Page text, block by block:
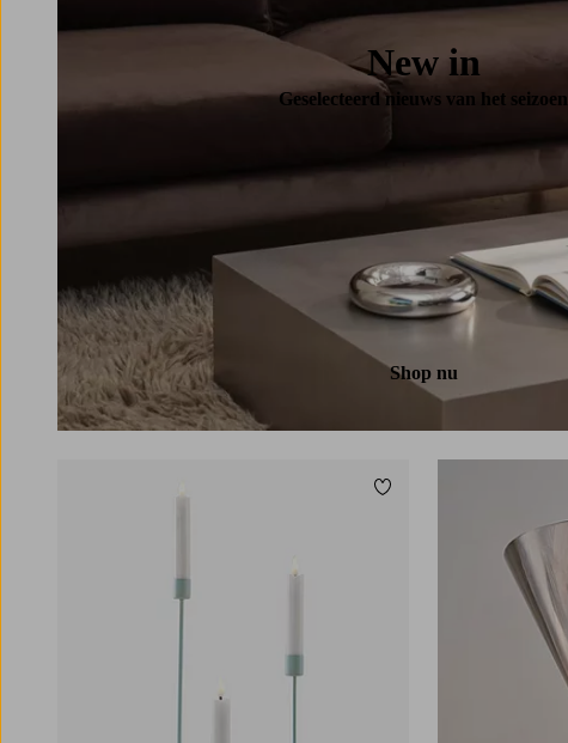
New in
Geselecteerd nieuws van het seizoen
Shop nu
Toevoegen aan favorieten